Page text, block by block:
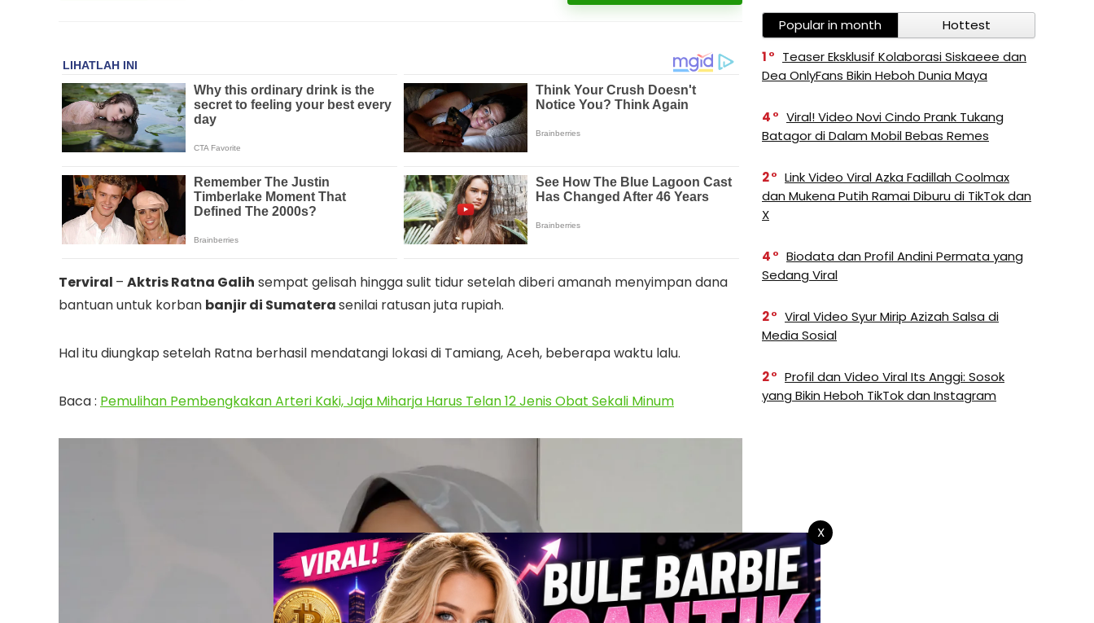
Terviral – Aktris Ratna Galih sempat gelisah hingga sulit tidur setelah diberi amanah menyimpan dana
bantuan untuk korban banjir di Sumaterasenilai ratusan juta rupiah.
Hal itu diungkap setelah Ratna berhasil mendatangi lokasi di Tamiang, Aceh, beberapa waktu lalu.
Baca : Pemulihan Pembengkakan Arteri Kaki, Jaja Miharja Harus Telan 12 Jenis Obat Sekali Minum
Popular in month
Hottest
1
Teaser Eksklusif Kolaborasi Siskaeee dan
Dea OnlyFans Bikin Heboh Dunia Maya
4
Viral! Video Novi Cindo Prank Tukang
Batagor di Dalam Mobil Bebas Remes
2
Link Video Viral Azka Fadillah Coolmax
dan Mukena Putih Ramai Diburu di TikTok dan
X
4
Biodata dan Profil Andini Permata yang
Sedang Viral
2
Viral Video Syur Mirip Azizah Salsa di
Media Sosial
2
Profil dan Video Viral Its Anggi: Sosok
yang Bikin Heboh TikTok dan Instagram
X